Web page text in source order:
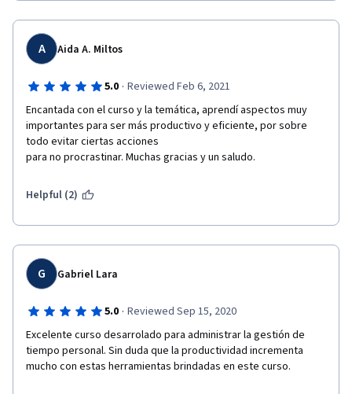
A Aida A. Miltos
5.0 · Reviewed Feb 6, 2021
Encantada con el curso y la temática, aprendí aspectos muy
importantes para ser más productivo y eficiente, por sobre
todo evitar ciertas acciones
para no procrastinar. Muchas gracias y un saludo.
Helpful (2)
G Gabriel Lara
5.0 · Reviewed Sep 15, 2020
Excelente curso desarrolado para administrar la gestión de
tiempo personal. Sin duda que la productividad incrementa
mucho con estas herramientas brindadas en este curso.